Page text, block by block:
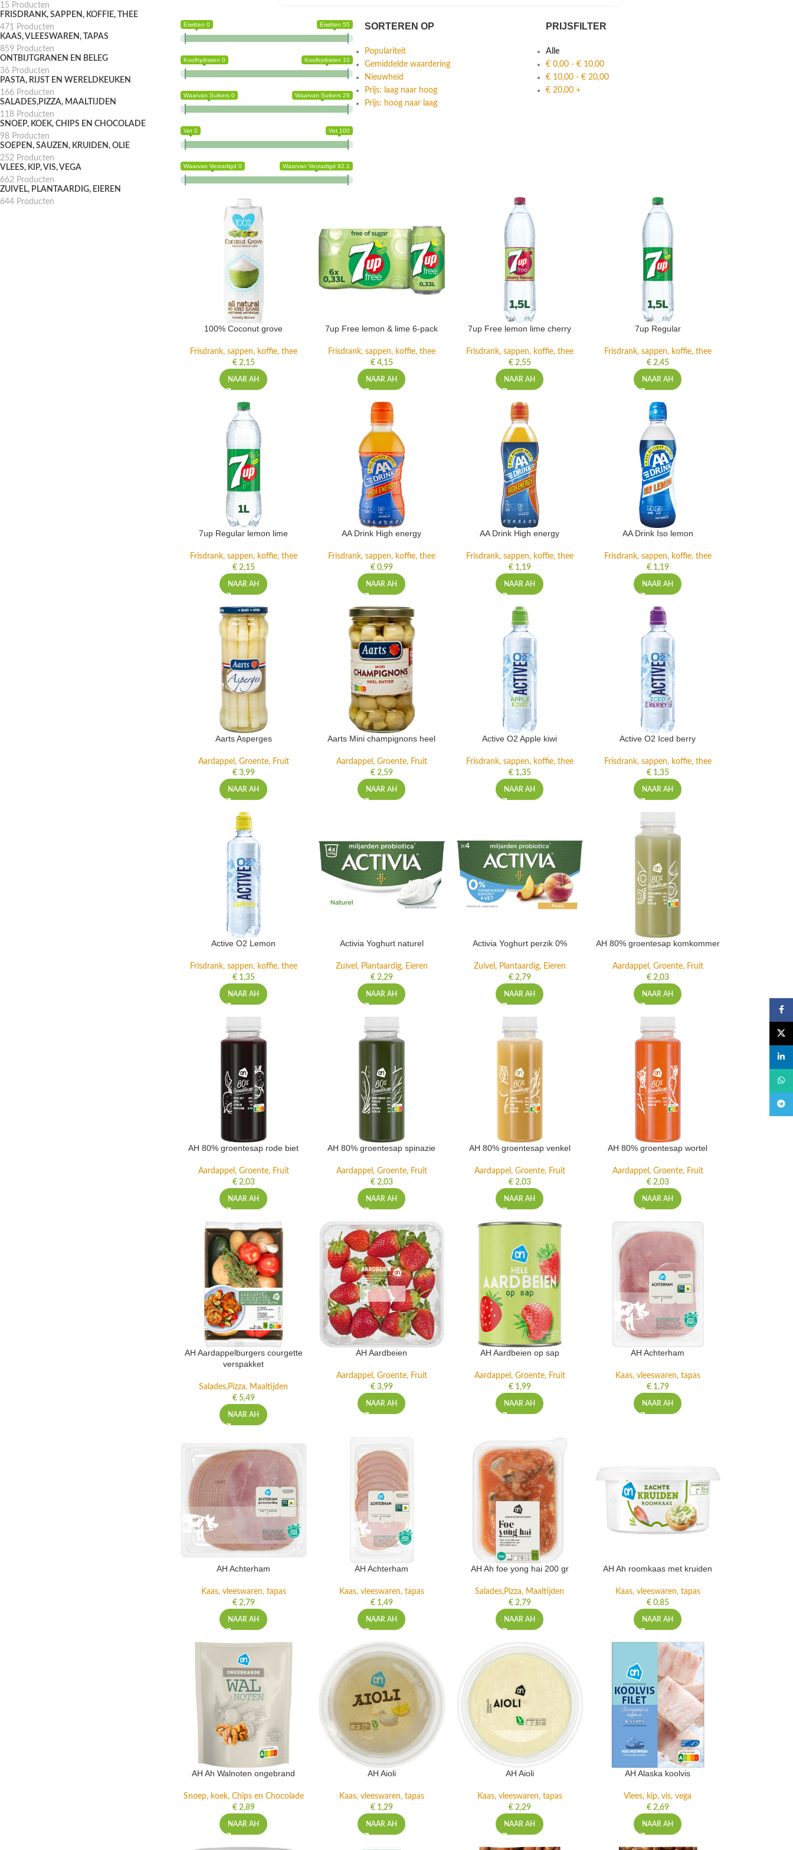
15 Producten
FRISDRANK, SAPPEN, KOFFIE, THEE
471 Producten
KAAS, VLEESWAREN, TAPAS
859 Producten
ONTBIJTGRANEN EN BELEG
36 Producten
PASTA, RIJST EN WERELDKEUKEN
166 Producten
SALADES,PIZZA, MAALTIJDEN
118 Producten
SNOEP, KOEK, CHIPS EN CHOCOLADE
98 Producten
SOEPEN, SAUZEN, KRUIDEN, OLIE
252 Producten
VLEES, KIP, VIS, VEGA
662 Producten
ZUIVEL, PLANTAARDIG, EIEREN
644 Producten
Eiwitten 0 Eiwitten 55
Koolhydraten 0 Koolhydraten 10
Waarvan Suikers 0 Waarvan Suikers 29
Vet 0 Vet 100
Waarvan Verzadigd 0 Waarvan Verzadigd 92.1
SORTEREN OP
Populariteit
Gemiddelde waardering
Nieuwheid
Prijs: laag naar hoog
Prijs: hoog naar laag
PRIJSFILTER
Alle
€0,00- €10,00
€10,00- €20,00
€20,00+
100% Coconut grove
Frisdrank, sappen, koffie, thee
€2,15
NAAR AH
7up Free lemon & lime 6-pack
Frisdrank, sappen, koffie, thee
€4,15
NAAR AH
7up Free lemon lime cherry
Frisdrank, sappen, koffie, thee
€2,55
NAAR AH
7up Regular
Frisdrank, sappen, koffie, thee
€2,45
NAAR AH
7up Regular lemon lime
Frisdrank, sappen, koffie, thee
€2,15
NAAR AH
AA Drink High energy
Frisdrank, sappen, koffie, thee
€0,99
NAAR AH
AA Drink High energy
Frisdrank, sappen, koffie, thee
€1,19
NAAR AH
AA Drink Iso lemon
Frisdrank, sappen, koffie, thee
€1,19
NAAR AH
Aarts Asperges
Aardappel, Groente, Fruit
€3,99
NAAR AH
Aarts Mini champignons heel
Aardappel, Groente, Fruit
€2,59
NAAR AH
Active O2 Apple kiwi
Frisdrank, sappen, koffie, thee
€1,35
NAAR AH
Active O2 Iced berry
Frisdrank, sappen, koffie, thee
€1,35
NAAR AH
Active O2 Lemon
Frisdrank, sappen, koffie, thee
€1,35
NAAR AH
Activia Yoghurt naturel
Zuivel, Plantaardig, Eieren
€2,29
NAAR AH
Activia Yoghurt perzik 0%
Zuivel, Plantaardig, Eieren
€2,79
NAAR AH
AH 80% groentesap komkommer
Aardappel, Groente, Fruit
€2,03
NAAR AH
AH 80% groentesap rode biet
Aardappel, Groente, Fruit
€2,03
NAAR AH
AH 80% groentesap spinazie
Aardappel, Groente, Fruit
€2,03
NAAR AH
AH 80% groentesap venkel
Aardappel, Groente, Fruit
€2,03
NAAR AH
AH 80% groentesap wortel
Aardappel, Groente, Fruit
€2,03
NAAR AH
AH Aardappelburgers courgette
verspakket
Salades,Pizza, Maaltijden
€5,49
NAAR AH
AH Aardbeien
Aardappel, Groente, Fruit
€3,99
NAAR AH
AH Aardbeien op sap
Aardappel, Groente, Fruit
€1,99
NAAR AH
AH Achterham
Kaas, vleeswaren, tapas
€1,79
NAAR AH
AH Achterham
Kaas, vleeswaren, tapas
€2,79
NAAR AH
AH Achterham
Kaas, vleeswaren, tapas
€1,49
NAAR AH
AH Ah foe yong hai 200 gr
Salades,Pizza, Maaltijden
€2,79
NAAR AH
AH Ah roomkaas met kruiden
Kaas, vleeswaren, tapas
€0,85
NAAR AH
AH Ah Walnoten ongebrand
Snoep, koek, Chips en Chocolade
€2,89
NAAR AH
AH Aioli
Kaas, vleeswaren, tapas
€1,29
NAAR AH
AH Aioli
Kaas, vleeswaren, tapas
€2,29
NAAR AH
AH Alaska koolvis
Vlees, kip, vis, vega
€2,69
NAAR AH